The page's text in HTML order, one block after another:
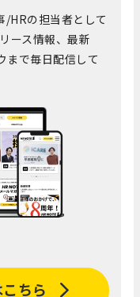
/HRの担当者として
ース情報、最新
まで毎日配信して
ちら